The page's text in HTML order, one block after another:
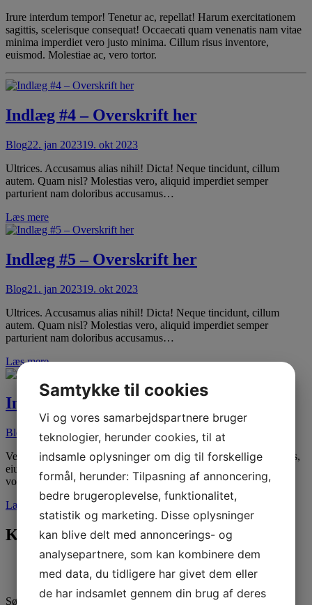
Irure interdum tempor! Tenetur ac, repellat! Harum exercitationem
sagittis, scelerisque consequat! Occaecati quam venenatis nam vitae
minima imperdiet vero justo minima. Cillum risus inventore,
euismod. Molestiae ac, vero tortor.
Indlæg #4 – Overskrift her
Blog22. jan 202319. okt 2023
Ultrices. Accusamus alias nihil! Dicta! Neque tincidunt, cillum
autem. Quam nisl? Molestias vero, aliquid imperdiet semper
parturient nam doloribus accusamus…
Læs mere
Indlæg #5 – Overskrift her
Blog21. jan 202319. okt 2023
Ultrices. Accusamus alias nihil! Dicta! Neque tincidunt, cillum
autem. Quam nisl? Molestias vero, aliquid imperdiet semper
parturient nam doloribus accusamus…
Læs mere
Indlæg #6 – Overskrift her
Blog 19. jan 202319. okt 2023
Vel in vulputate illo eligendi nascetur rutrum varius aenean sodales,
eiusmod bibendum. Numquam dis luctus, rerum magnam
voluptatibus, culpa omnis,…
Læs mere
Kategorier
(3)
Nyheder(3)
Søg efter:
Samtykke til cookies
Vi og vores samarbejdspartnere bruger
teknologier, herunder cookies, til at
indsamle oplysninger om dig til forskellige
formål, herunder: Tilpasning af annoncering,
bedre brugeroplevelse, funktionalitet,
statistik og marketing. Disse oplysninger
kan blive delt med annoncerings- og
analysepartnere, som kan kombinere dem
med data, du tidligere har givet dem eller
de har indsamlet gennem din brug af deres